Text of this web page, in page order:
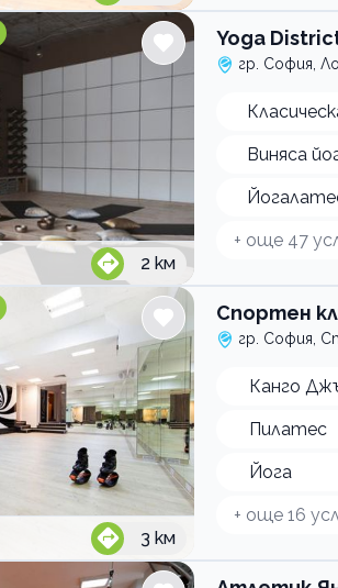
2 км
Yoga
гр. София,
Виняса
+ още 47
3 км
Спортен
гр. София,
Канго
Пилатес
Йога
+ още 16